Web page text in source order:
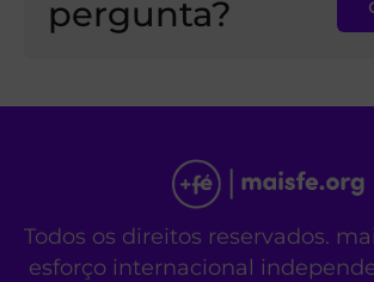
pergunta?
Todos os direitos reservados.
esforço internacional